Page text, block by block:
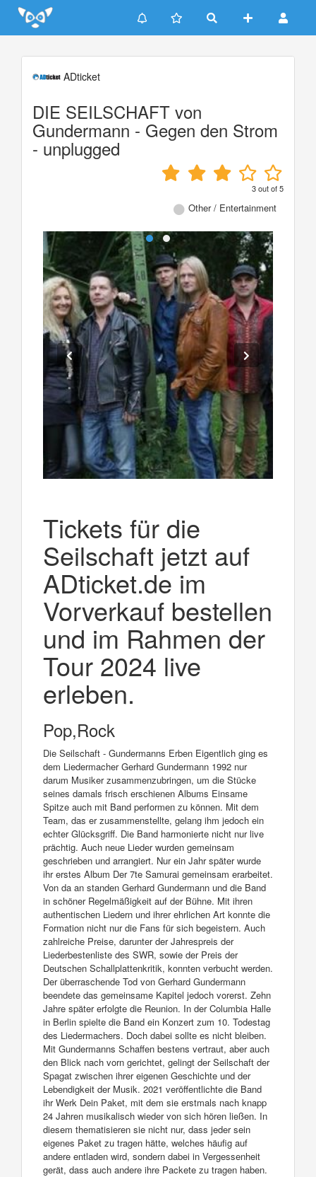
Update cookies preferences
ADticket
DIE SEILSCHAFT von
Gundermann - Gegen den Strom
- unplugged
3out of5
Other / Entertainment
Tickets für die
Seilschaft jetzt auf
ADticket.de im
Vorverkauf bestellen
und im Rahmen der
Tour 2024 live
erleben.
Pop,Rock
Die Seilschaft - Gundermanns Erben Eigentlich ging es
dem Liedermacher Gerhard Gundermann 1992 nur
darum Musiker zusammenzubringen, um die Stücke
seines damals frisch erschienen Albums Einsame
Spitze auch mit Band performen zu können. Mit dem
Team, das er zusammenstellte, gelang ihm jedoch ein
echter Glücksgriff. Die Band harmonierte nicht nur live
prächtig. Auch neue Lieder wurden gemeinsam
geschrieben und arrangiert. Nur ein Jahr später wurde
ihr erstes Album Der 7te Samurai gemeinsam erarbeitet.
Von da an standen Gerhard Gundermann und die Band
in schöner Regelmäßigkeit auf der Bühne. Mit ihren
authentischen Liedern und ihrer ehrlichen Art konnte die
Formation nicht nur die Fans für sich begeistern. Auch
zahlreiche Preise, darunter der Jahrespreis der
Liederbestenliste des SWR, sowie der Preis der
Deutschen Schallplattenkritik, konnten verbucht werden.
Der überraschende Tod von Gerhard Gundermann
beendete das gemeinsame Kapitel jedoch vorerst. Zehn
Jahre später erfolgte die Reunion. In der Columbia Halle
in Berlin spielte die Band ein Konzert zum 10. Todestag
des Liedermachers. Doch dabei sollte es nicht bleiben.
Mit Gundermanns Schaffen bestens vertraut, aber auch
den Blick nach vorn gerichtet, gelingt der Seilschaft der
Spagat zwischen ihrer eigenen Geschichte und der
Lebendigkeit der Musik. 2021 veröffentlichte die Band
ihr Werk Dein Paket, mit dem sie erstmals nach knapp
24 Jahren musikalisch wieder von sich hören ließen. In
diesem thematisieren sie nicht nur, dass jeder sein
eigenes Paket zu tragen hätte, welches häufig auf
andere entladen wird, sondern dabei in Vergessenheit
gerät, dass auch andere ihre Packete zu tragen haben.